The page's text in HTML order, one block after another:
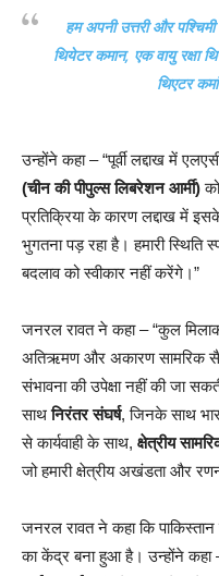
हम अपनी उत्तरी और
थियेटर कमान, एक वायु रक्षा
थिएटर
उन्होंने कहा – “पूर्वी लद्दाख में
(चीन की पीपुल्स लिबरेशन आर्मी)
प्रतिक्रिया के कारण लद्दाख में
भुगतना पड़ रहा है। हमारी स्थिति
बदलाव को स्वीकार नहीं करेंगे।”
जनरल रावत ने कहा – “कुल
अतिऋमण और अकारण सामरिक
संभावना की उपेक्षा नहीं की जा
साथनिरंतर संघर्ष, जिनके साथ
से कार्यवाही के साथ, क्षेत्रीय
जो हमारी क्षेत्रीय अखंडता और
जनरल रावत ने कहा कि
का केंद्र बना हुआ है। उन्होंने